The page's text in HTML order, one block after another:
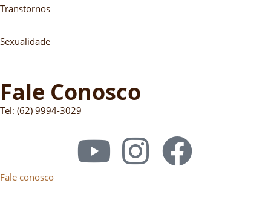
Transtornos
Sexualidade
Fale Conosco
Tel: (62) 9994-3029
Fale conosco